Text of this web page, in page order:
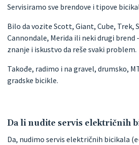
Servisiramo sve brendove i tipove
Bilo da vozite Scott, Giant, Cube, Trek,
Cannondale, Merida ili neki drugi brend
znanje i iskustvo da reše svaki problem.
Takođe, radimo i na gravel, drumsko,
gradske bicikle.
Da li nudite servis električnih
Da, nudimo servis električnih bicikala